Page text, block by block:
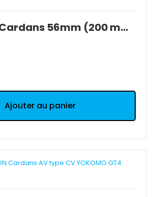
ZE-010BW/Cardans 56mm (200 mm) YOKOMO GT4 (x2) OCCASION.
Ajouter au panier